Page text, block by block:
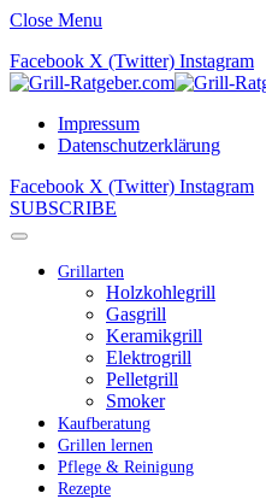
Close Menu
Facebook X (Twitter) Instagram
Impressum
Datenschutzerklärung
Facebook X (Twitter) Instagram
SUBSCRIBE
Grillarten
Holzkohlegrill
Gasgrill
Keramikgrill
Elektrogrill
Pelletgrill
Smoker
Kaufberatung
Grillen lernen
Pflege & Reinigung
Rezepte